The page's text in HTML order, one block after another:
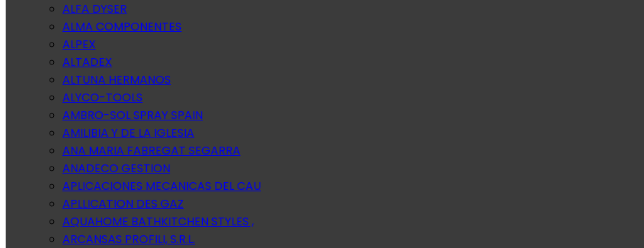
ALFA DYSER
ALMA COMPONENTES
ALPEX
ALTADEX
ALTUNA HERMANOS
ALYCO-TOOLS
AMBRO-SOL SPRAY SPAIN
AMILIBIA Y DE LA IGLESIA
ANA MARIA FABREGAT SEGARRA
ANADECO GESTION
APLICACIONES MECANICAS DEL CAU
APLLICATION DES GAZ
AQUAHOME BATHKITCHEN STYLES ,
ARCANSAS PROFILI, S.R.L.